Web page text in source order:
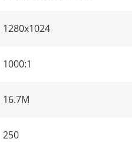
1280x1024
1000:1
16.7M
250